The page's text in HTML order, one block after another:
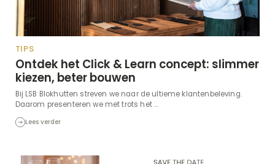
TIPS
Ontdek het Click & Learn concept: slimmer
kiezen, beter bouwen
Bij LSB Blokhutten streven we naar de ultieme klantenbeleving.
Daarom presenteren we met trots het ...
Lees verder